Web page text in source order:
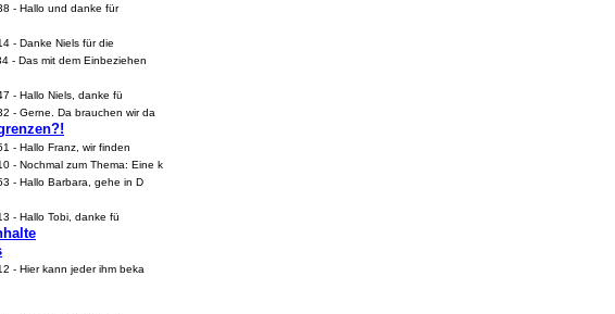
- Hallo und danke für
- Danke Niels für die
- Das mit dem Einbeziehen
- Hallo Niels, danke fü
- Gerne. Da brauchen wir da
- Hallo Franz, wir finden
- Nochmal zum Thema: Eine k
- Hallo Barbara, gehe in D
- Hallo Tobi, danke fü
- Hier kann jeder ihm beka